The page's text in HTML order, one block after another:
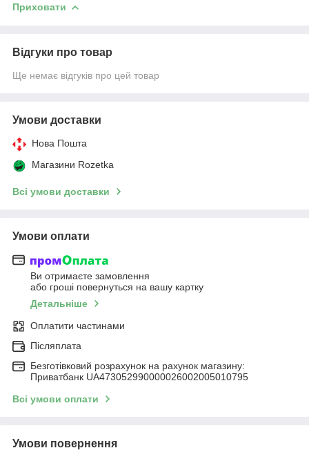
Приховати
Відгуки про товар
Ще немає відгуків про цей товар
Умови доставки
Нова Пошта
Магазини Rozetka
Всі умови доставки
Умови оплати
Ви отримаєте замовлення
або гроші повернуться на вашу картку
Детальніше
Оплатити частинами
Післяплата
Безготівковий розрахунок на рахунок магазину:
Приватбанк UA473052990000026002005010795
Всі умови оплати
Умови повернення